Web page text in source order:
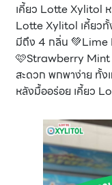
เคี้ยว Lotte Xylitol
Lotte Xylitol เคี้ยว
มีถึง 4 กลิ่น
🩷Strawberry Mint
สะดวก พกพาง่าย ทั้ง
หลังมื้ออร่อย เคี้ยว